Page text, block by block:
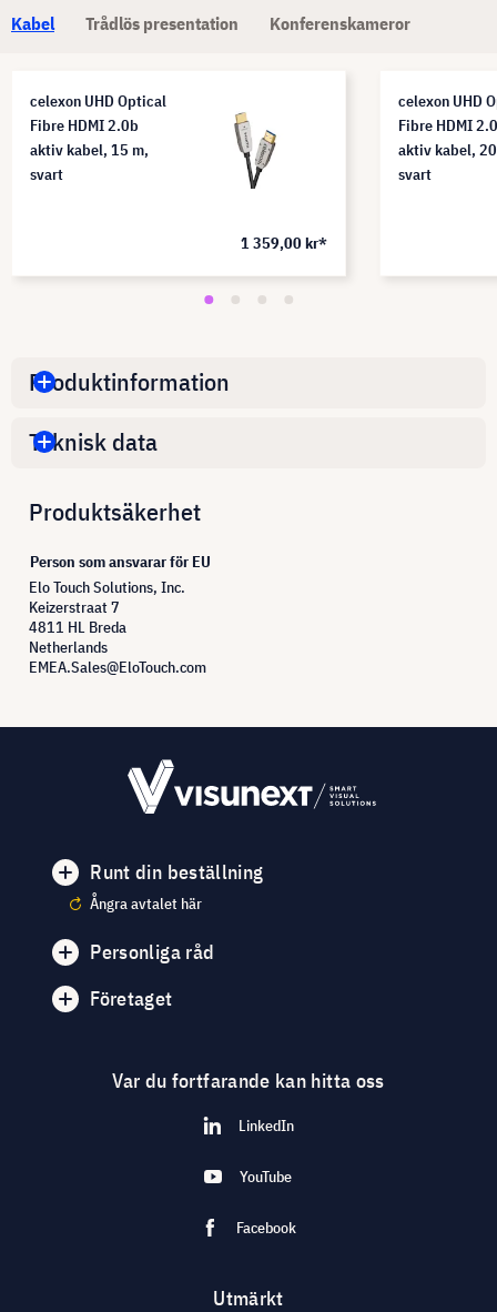
Kabel Trådlös presentation Konferenskameror
celexon UHD Optical
Fibre HDMI 2.0b
aktiv kabel, 15 m,
svart
1 359,00 kr*
celexon UHD
Fibre HDMI
aktiv kabel,
svart
Produktinformation
Teknisk data
Produktsäkerhet
Person som ansvarar för EU
Elo Touch Solutions, Inc.
Keizerstraat 7
4811 HL Breda
Netherlands
EMEA.Sales@EloTouch.com
Runt din beställning
Ångra avtalet här
Personliga råd
Företaget
Var du fortfarande kan hitta oss
LinkedIn
YouTube
Facebook
Utmärkt